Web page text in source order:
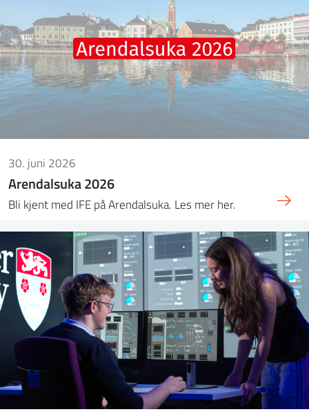
30. juni 2026
Arendalsuka 2026
Bli kjent med IFE på Arendalsuka. Les mer her.